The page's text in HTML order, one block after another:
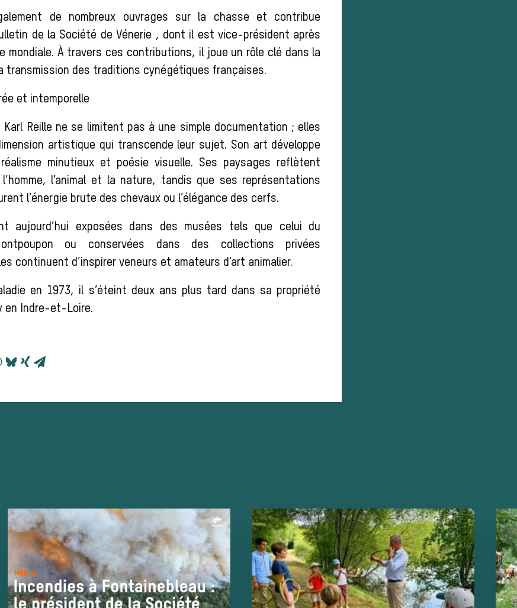
de nombreux ouvrages sur la chasse et contribue
de la Société de Vénerie , dont il est vice-président après
mondiale. À travers ces contributions, il joue un rôle clé dans la
transmission des traditions cynégétiques françaises.
et intemporelle
Karl Reille ne se limitent pas à une simple documentation ; elles
artistique qui transcende leur sujet. Son art développe
minutieux et poésie visuelle. Ses paysages reflètent
l’homme, l’animal et la nature, tandis que ses représentations
l’énergie brute des chevaux ou l’élégance des cerfs.
aujourd’hui exposées dans des musées tels que celui du
ou conservées dans des collections privées
continuent d’inspirer veneurs et amateurs d’art animalier.
en 1973, il s’éteint deux ans plus tard dans sa propriété
en Indre-et-Loire.